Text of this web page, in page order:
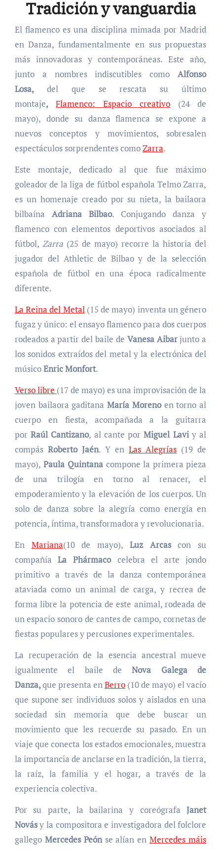
Tradición y vanguardia
El flamenco es una disciplina mimada por Madrid
en Danza, fundamentalmente en sus propuestas
más innovadoras y contemporáneas. Este año,
junto a nombres indiscutibles comoAlfonso
Losa, del que se rescata su último
montaje, Flamenco: Espacio creativo
(24 de
mayo), donde su danza flamenca se expone a
nuevos conceptos y movimientos, sobresalen
espectáculos sorprendentes comoZarra.
Este montaje, dedicado al que fue máximo
goleador de la liga de fútbol española Telmo Zarra,
es un homenaje creado por su nieta, la bailaora
bilbaína Adriana Bilbao.
Conjugando danza y
flamenco con elementos deportivos asociados al
fútbol, Zarra(25 de mayo) recorre la historia del
jugador del Athletic de Bilbao y de la selección
española de fútbol en una época radicalmente
diferente.
La Reina del Metal(15 de mayo) inventa un género
fugaz y único: el ensayo flamenco para dos cuerpos
rodeados a partir del baile de Vanesa Aibarjunto a
los sonidos extraídos del metal y la electrónica del
músicoEnric Monfort.
Verso libre (17 de mayo) es una improvisación de la
joven bailaora gaditanaMaría Morenoen torno al
cuerpo en fiesta, acompañada a la guitarra
porRaúl Cantizano, al cante porMiguel Laviy al
compás Roberto Jaén. Y enLas Alegrías (19 de
mayo), Paula Quintana compone la primera pieza
de una trilogía en torno al renacer, el
empoderamiento y la elevación de los cuerpos. Un
solo de danza sobre la alegría como energía en
potencia, íntima, transformadora y revolucionaria.
En Mariana(10 de mayo), Luz Arcascon su
compañíaLa Phármacocelebra el arte jondo
primitivo a través de la danza contemporánea
ataviada como un animal de carga, y recrea de
forma libre la potencia de este animal, rodeada de
un espacio sonoro de cantes de campo, cornetas de
fiestas populares y percusiones experimentales.
La recuperación de la esencia ancestral mueve
igualmente el baile deNova Galega de
Danza,que presenta enBerro (10 de mayo) el vacío
que supone ser individuos solos y aislados en una
sociedad sin memoria que debe buscar un
movimiento que les recuerde su pasado. En un
viaje que conecta los estados emocionales, muestra
la importancia de anclarse en la tradición, la tierra,
la raíz, la familia y el hogar, a través de la
experiencia colectiva.
Por su parte, la bailarina y coreógrafaJanet
Novásy la compositora e investigadora del folclore
gallego Mercedes Peónse alían enMercedes máis